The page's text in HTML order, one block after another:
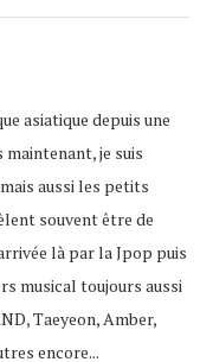
asiatique depuis une
maintenant, je suis
aussi les petits
souvent être de
là par la Jpop puis
musical toujours aussi
Taeyeon, Amber,
encore...